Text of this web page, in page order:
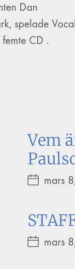
Dan
spelade Vocal
CD .
Vem
mars
mars